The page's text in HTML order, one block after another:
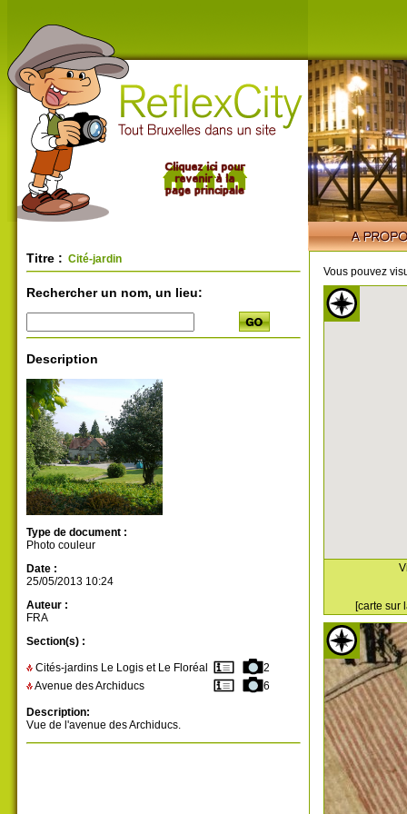
Titre : Cité-jardin
Rechercher un nom, un lieu:
Description
Type de document :
Photo couleur
Date :
25/05/2013 10:24
Auteur :
FRA
Section(s) :
Cités-jardins Le Logis et Le Floréal
2
Avenue des Archiducs
6
Description:
Vue de l'avenue des Archiducs.
Vous pouvez
[carte sur